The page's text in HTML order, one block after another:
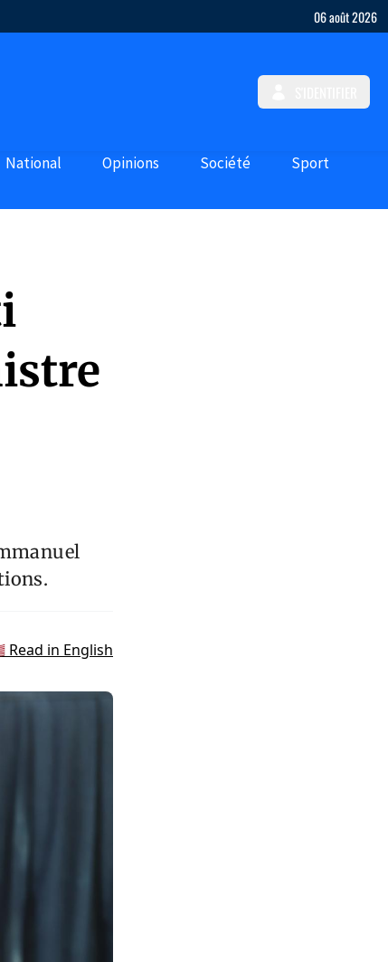
06 août 2026
National Opinions Société Sport
Read in English